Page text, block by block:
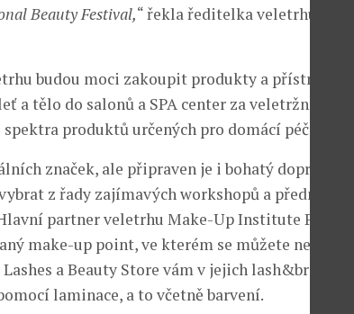
Beauty Festival,“ řekla ředitelka veletrhu FOR
budou moci zakoupit produkty a přístroje
a tělo do salonů a SPA center za veletržní ceny.
produktů určených pro domácí péči.
značek, ale připraven je i bohatý doprovodný
z řady zajímavých workshopů a přednášek,
partner veletrhu Make-Up Institute Prague
make-up point, ve kterém se můžete nechat
a Beauty Store vám v jejich lash&brow
laminace, a to včetně barvení.